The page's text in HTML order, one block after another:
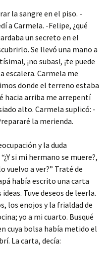
la sangre en el piso. -
a Carmela. -Felipe, ¿qué
un secreto en el
Se llevó una mano a
¡no subas!, ¡te puede
escalera. Carmela me
donde el terreno estaba
hacia arriba me arrepentí
alto. Carmela suplicó: -
la merienda.
y la duda
si mi hermano se muere?,
vuelvo a ver?” Traté de
había escrito una carta
Tuve deseos de leerla.
los enojos y la frialdad de
yo a mi cuarto. Busqué
cuya bolsa había metido el
La carta, decía: